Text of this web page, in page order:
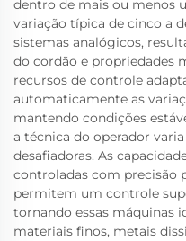
dentro de mais ou menos
variação típica de cinco a
sistemas analógicos,
do cordão e propriedades
recursos de controle
automaticamente as
mantendo condições
a técnica do operador
desafiadoras. As
controladas com precisão
permitem um controle
tornando essas máquinas
materiais finos, metais